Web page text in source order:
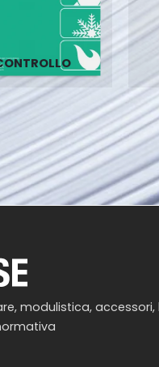
modulistica, accessori,